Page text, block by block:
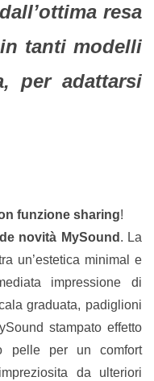
resa
tanti modelli
per adattarsi
funzione sharing!
novità MySound . La
un’estetica minimal e
impressione di
graduata, padiglioni
stampato effetto
pelle per un comfort
da ulteriori